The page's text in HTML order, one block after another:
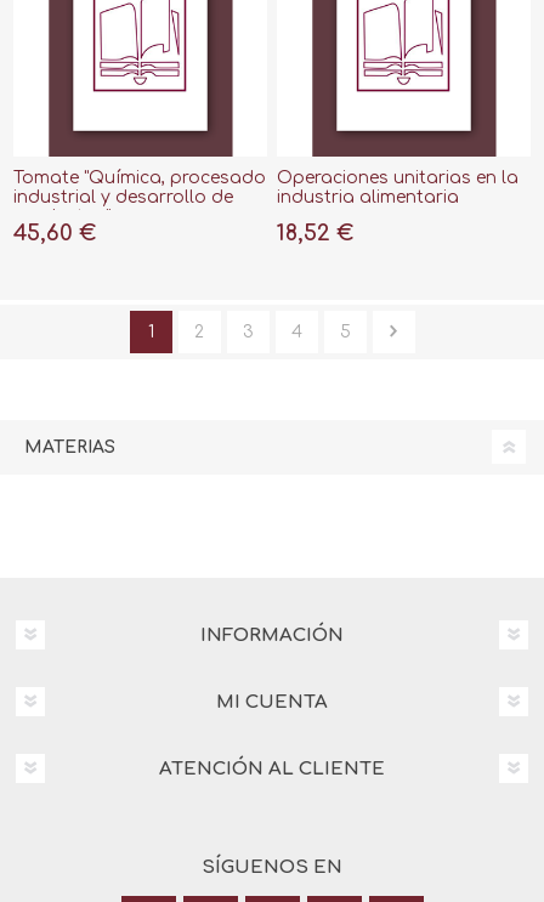
Tomate "Química, procesado
industrial y desarrollo de
45,60 €
Operaciones unitarias en la
industria alimentaria
18,52 €
1 2 3 4 5
MATERIAS
INFORMACIÓN
MI CUENTA
ATENCIÓN AL CLIENTE
SÍGUENOS EN